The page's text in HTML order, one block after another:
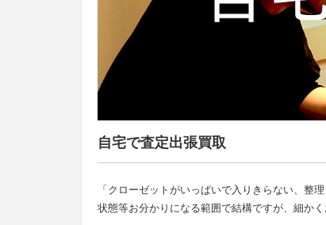
自宅で査定出張買取
「クローゼットがいっぱいで入りきらない、整
状態等お分かりになる範囲で結構ですが、細か